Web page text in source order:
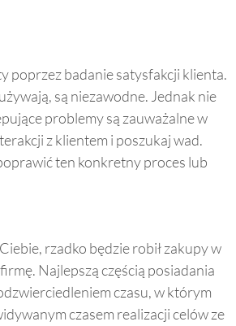
poprzez badanie satysfakcji klienta.
są niezawodne. Jednak nie
problemy są zauważalne w
z klientem i poszukaj wad.
ten konkretny proces lub
rzadko będzie robił zakupy w
Najlepszą częścią posiadania
czasu, w którym
czasem realizacji celów ze